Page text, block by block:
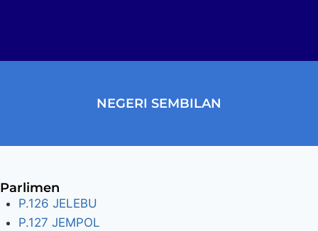
NEGERI SEMBILAN
Parlimen
P.126 JELEBU
P.127 JEMPOL